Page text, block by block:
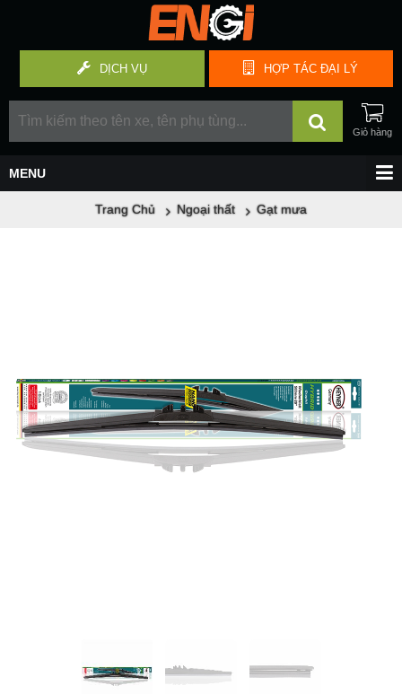
HỢP TÁC ĐẠI LÝ
DỊCH VỤ
Trang Chủ Ngoại thất Gạt mưa